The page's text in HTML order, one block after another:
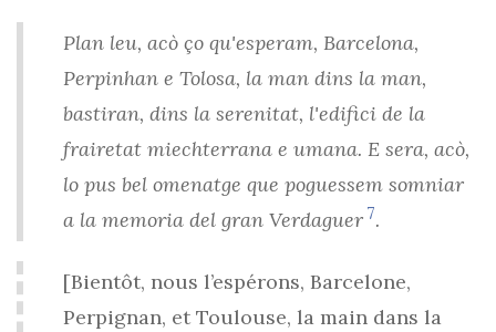
Plan leu, acò ço qu'esperam, Barcelona,
Perpinhan e Tolosa, la man dins la man,
bastiran, dins la serenitat, l'edifici de la
frairetat miechterrana e umana. E sera, acò,
lo pus bel omenatge que poguessem somniar
a la memoria del gran Verdaguer 7.
[Bientôt, nous l’espérons, Barcelone,
Perpignan, et Toulouse, la main dans la